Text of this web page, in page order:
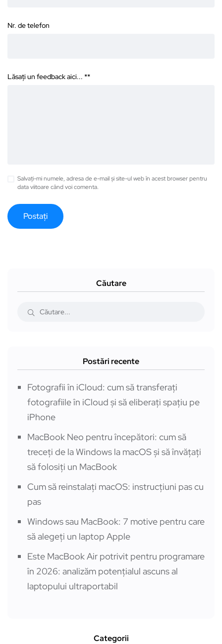
Nr. de telefon
Lăsați un feedback aici... **
Salvați-mi numele, adresa de e-mail și site-ul web în acest browser pentru
data viitoare când voi comenta.
Căutare
Postări recente
Fotografii în iCloud: cum să transferați
fotografiile în iCloud și să eliberați spațiu pe
iPhone
MacBook Neo pentru începători: cum să
treceți de la Windows la macOS și să învățați
să folosiți un MacBook
Cum să reinstalați macOS: instrucțiuni pas cu
pas
Windows sau MacBook: 7 motive pentru care
să alegeți un laptop Apple
Este MacBook Air potrivit pentru programare
în 2026: analizăm potențialul ascuns al
laptopului ultraportabil
Categorii